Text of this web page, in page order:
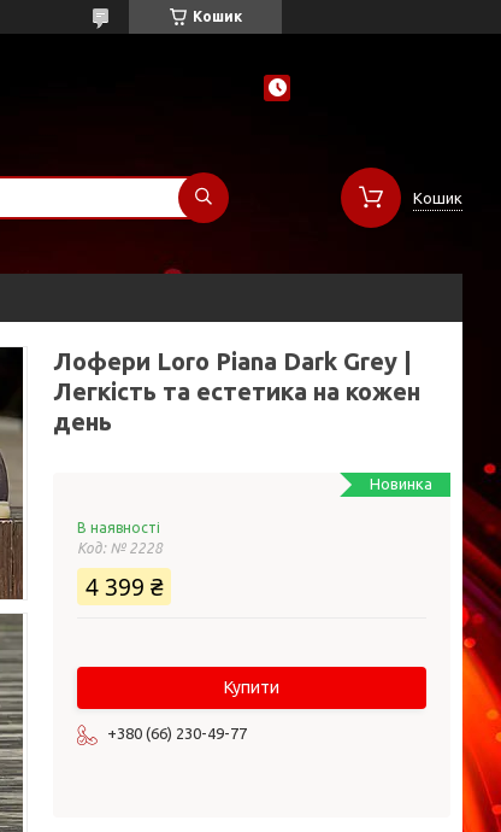
Кошик
Кошик
Лофери Loro Piana Dark Grey |
Легкість та естетика на кожен
день
Новинка
В наявності
Код: № 2228
4 399 ₴
Купити
+380 (66) 230-49-77